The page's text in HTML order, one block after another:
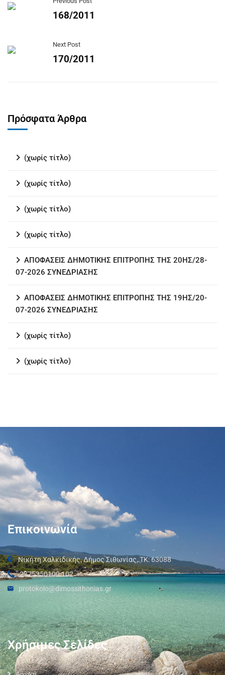
168/2011
Next Post
170/2011
Πρόσφατα Άρθρα
(χωρίς τίτλο)
(χωρίς τίτλο)
(χωρίς τίτλο)
(χωρίς τίτλο)
ΑΠΟΦΑΣΕΙΣ ΔΗΜΟΤΙΚΗΣ ΕΠΙΤΡΟΠΗΣ ΤΗΣ 20ΗΣ/28-
07-2026 ΣΥΝΕΔΡΙΑΣΗΣ
ΑΠΟΦΑΣΕΙΣ ΔΗΜΟΤΙΚΗΣ ΕΠΙΤΡΟΠΗΣ ΤΗΣ 19ΗΣ/20-
07-2026 ΣΥΝΕΔΡΙΑΣΗΣ
(χωρίς τίτλο)
(χωρίς τίτλο)
Επικοινωνία
Νικήτη Χαλκιδικής, Δήμος Σιθωνίας, ΤΚ: 63088
2375350100 102
protokolo@dimossithonias.gr
Χρήσιμες Σελίδες